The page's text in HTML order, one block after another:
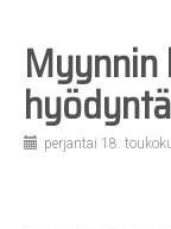
Myynnin
perjantai 18.